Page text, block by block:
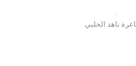
ناهد الحلبي